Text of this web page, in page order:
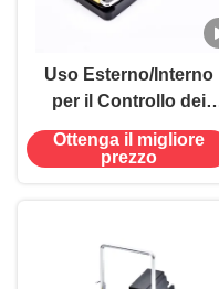
Uso Esterno/Interno
per il Controllo dei
Roditori con Materiali
Nuovi, Robusta
Ottenga il migliore
prezzo